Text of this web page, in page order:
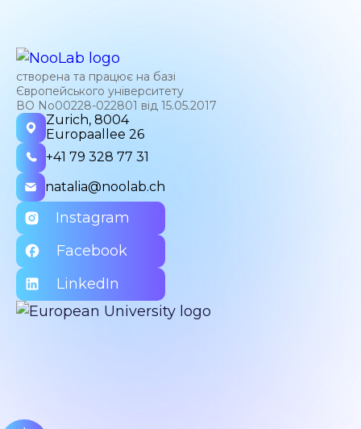
створена та працює на базі
Європейського університету
ВО No00228-022801 від 15.05.2017
Zurich, 8004
Europaallee 26
+41 79 328 77 31
natalia@noolab.ch
Instagram
Facebook
LinkedIn